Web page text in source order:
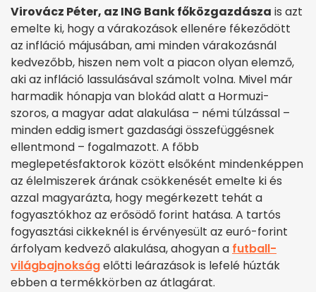
Virovácz Péter, az ING Bank főközgazdásza is azt
emelte ki, hogy a várakozások ellenére fékeződött
az infláció májusában, ami minden várakozásnál
kedvezőbb, hiszen nem volt a piacon olyan elemző,
aki az infláció lassulásával számolt volna. Mivel már
harmadik hónapja van blokád alatt a Hormuzi-
szoros, a magyar adat alakulása – némi túlzással –
minden eddig ismert gazdasági összefüggésnek
ellentmond – fogalmazott. A főbb
meglepetésfaktorok között elsőként mindenképpen
az élelmiszerek árának csökkenését emelte ki és
azzal magyarázta, hogy megérkezett tehát a
fogyasztókhoz az erősödő forint hatása. A tartós
fogyasztási cikkeknél is érvényesült az euró-forint
árfolyam kedvező alakulása, ahogyan a futball-
világbajnokságelőtti leárazások is lefelé húzták
ebben a termékkörben az átlagárat.